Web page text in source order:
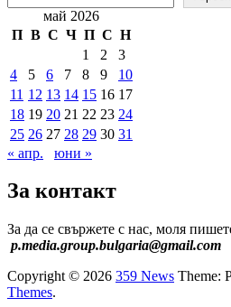
май 2026
П В С Ч П С Н
1
2
3
4
5 6 7 8 9
10
11 12 13 14 15 16 17
18 19 20 21 22 23 24
25 26 27 28 29 30 31
« апр.
юни »
За контакт
За да се свържете с нас, моля
p.media.group.bulgaria@gmail.com
Copyright © 2026 359 News Theme:
Themes.